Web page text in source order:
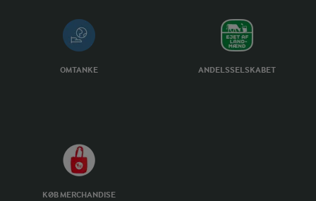
OMTANKE ANDELSSELSKABET
KØB MERCHANDISE